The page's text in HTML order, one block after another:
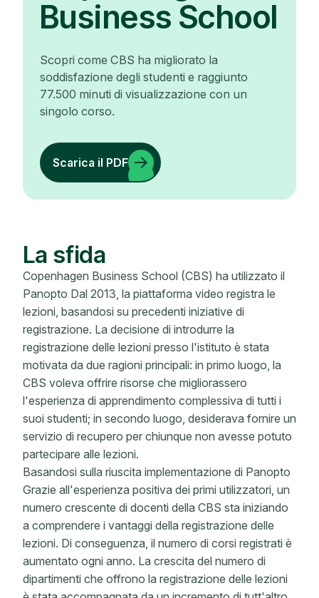
Business School
Scopri come CBS ha migliorato la
soddisfazione degli studenti e raggiunto
77.500 minuti di visualizzazione con un
singolo corso.
Scarica il PDF
La sfida
Copenhagen Business School (CBS) ha utilizzato il
Panopto Dal 2013, la piattaforma video registra le
lezioni, basandosi su precedenti iniziative di
registrazione. La decisione di introdurre la
registrazione delle lezioni presso l'istituto è stata
motivata da due ragioni principali: in primo luogo, la
CBS voleva offrire risorse che migliorassero
l'esperienza di apprendimento complessiva di tutti i
suoi studenti; in secondo luogo, desiderava fornire un
servizio di recupero per chiunque non avesse potuto
partecipare alle lezioni.
Basandosi sulla riuscita implementazione di Panopto
Grazie all'esperienza positiva dei primi utilizzatori, un
numero crescente di docenti della CBS sta iniziando
a comprendere i vantaggi della registrazione delle
lezioni. Di conseguenza, il numero di corsi registrati è
aumentato ogni anno. La crescita del numero di
dipartimenti che offrono la registrazione delle lezioni